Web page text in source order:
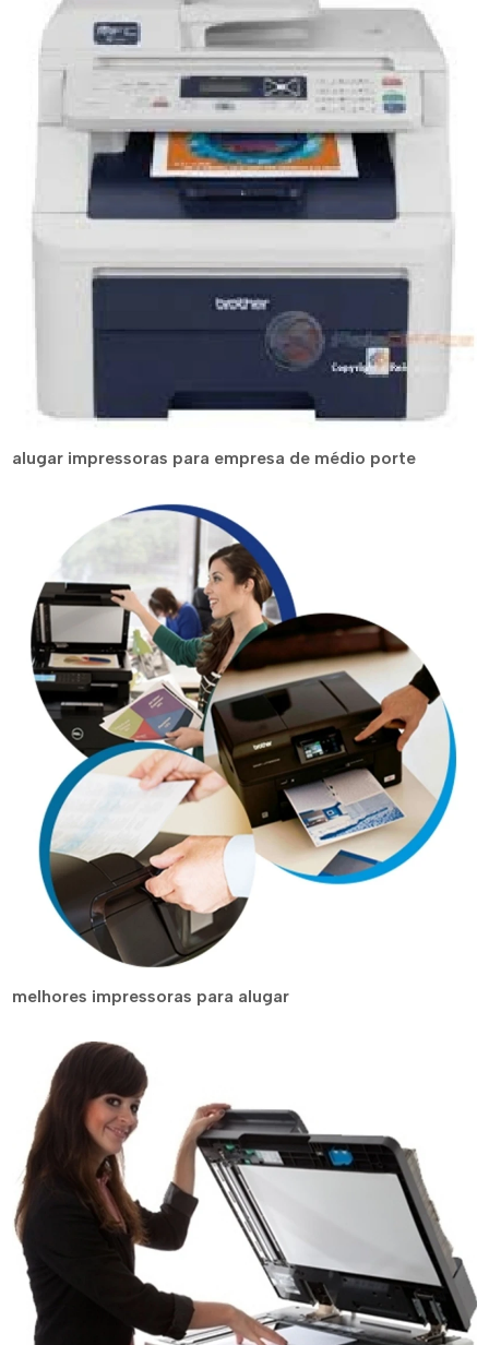
alugar impressoras para empresa de médio porte
melhores impressoras para alugar